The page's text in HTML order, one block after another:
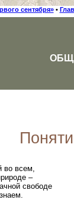
сентября»•
во всем,
–
свободе